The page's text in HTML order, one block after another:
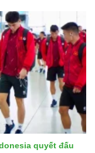
quyết đấu